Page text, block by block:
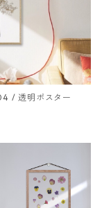
/ 透明ポスター